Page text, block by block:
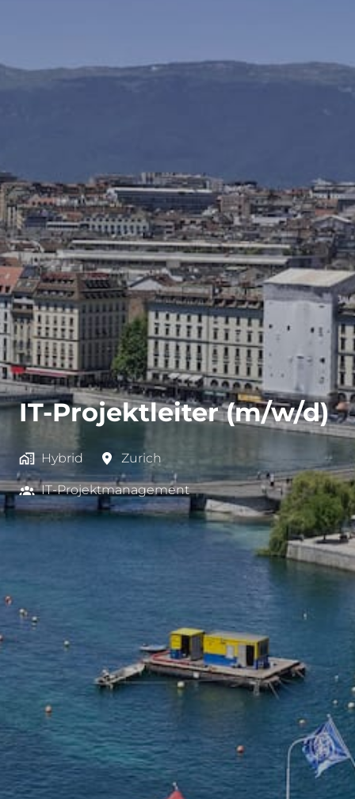
IT-Projektleiter (m/w/d)
Hybrid Zurich
IT-Projektmanagement